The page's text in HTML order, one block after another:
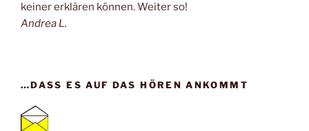
keiner erklären können. Weiter so!
Andrea L.
…DASS ES AUF DAS HÖREN ANKOMMT